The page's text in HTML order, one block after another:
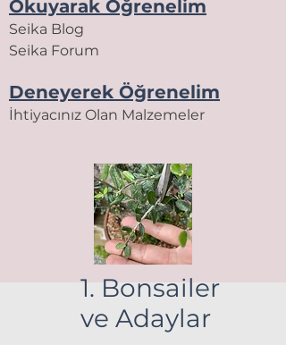
Okuyarak Öğrenelim
Seika Blog
Seika Forum
Deneyerek Öğrenelim
İhtiyacınız Olan Malzemeler
1. Bonsailer
ve Adaylar